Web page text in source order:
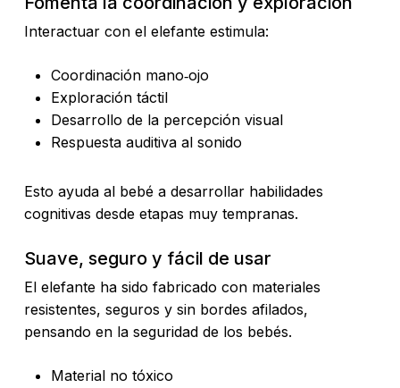
Interactuar con el elefante estimula:
Coordinación mano‑ojo
Exploración táctil
Desarrollo de la percepción visual
Respuesta auditiva al sonido
Esto ayuda al bebé a desarrollar habilidades
cognitivas desde etapas muy tempranas.
Suave, seguro y fácil de usar
El elefante ha sido fabricado con materiales
resistentes, seguros y sin bordes afilados,
pensando en la seguridad de los bebés.
Material no tóxico